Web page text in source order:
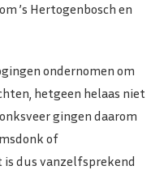
’s Hertogenbosch en
ondernomen om
hetgeen helaas niet
gingen daarom
of
is dus vanzelfsprekend